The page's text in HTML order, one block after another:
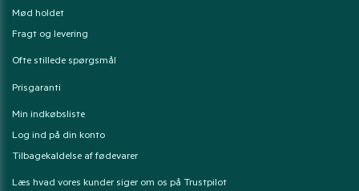
Mød holdet
Fragt og levering
Ofte stillede spørgsmål
Prisgaranti
Min indkøbsliste
Log ind på din konto
Tilbagekaldelse af fødevarer
Læs hvad vores kunder siger om os på Trustpilot